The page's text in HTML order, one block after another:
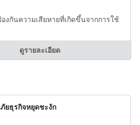
งกันความเสียหายที่เกิดขึ้นจากการใช้
ดูรายละเอียด
ยธุรกิจหยุดชะงัก